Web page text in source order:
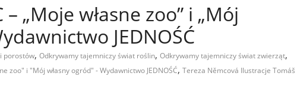
– „Moje własne zoo” i „Mój
JEDNOŚĆ
porostów, Odkrywamy tajemniczy świat roślin, Odkrywamy tajemniczy świat zwierząt,
zoo" i "Mój własny ogród" - Wydawnictwo JEDNOŚĆ, Tereza Němcová Ilustracje Tomáš